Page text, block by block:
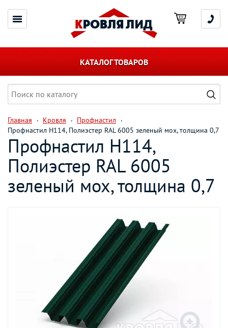
КАТАЛОГ ТОВАРОВ
Главная Кровля
Профнастил
Профнастил H114, Полиэстер RAL 6005 зеленый мох, толщина 0,7
Профнастил H114,
Полиэстер RAL 6005
зеленый мох, толщина 0,7